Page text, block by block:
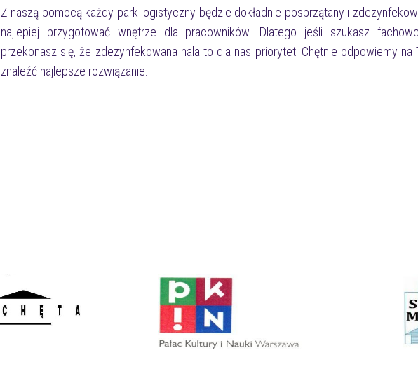
Z naszą pomocą każdy park logistyczny będzie dokładnie posprzątany i
najlepiej przygotować wnętrze dla pracowników. Dlatego jeśli szukasz
przekonasz się, że zdezynfekowana hala to dla nas priorytet! Chętnie odpowiemy
znaleźć najlepsze rozwiązanie.